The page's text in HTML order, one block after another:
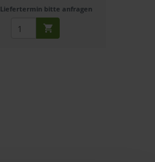
Liefertermin bitte anfragen